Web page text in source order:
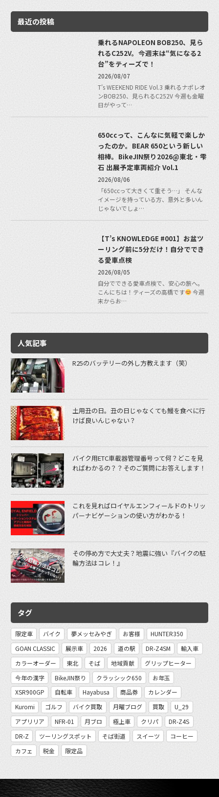
最近の投稿
乗れるNAPOLEON BOB250、見ら
れるC252V。今週末は“気になる2
台”をティーズで！
2026/08/07
T's WEEKEND RIDE Vol.3 乗れるナポレオ
ンBOB250、見られるC252V 今週も金曜
日がやって…
650ccって、こんなに気軽で楽しか
ったのか。BEAR 650という新しい
相棒。BikeJIN祭り2026@東北・雫
石 出展予定車両紹介 Vol.1
2026/08/06
「650ccって大きくて重そう…」 そんな
イメージを持っている方、意外と多いん
じゃないでしょ…
【T’s KNOWLEDGE #001】お盆ツ
ーリング前に5分だけ！自分ででき
る愛車点検
2026/08/05
自分でできる愛車点検で、安心の旅へ。
こんにちは！ティーズの高橋です
今週
末からお…
人気記事
R25のバッテリーの外し方教えます（笑）
土用丑の日。丑の日じゃなくても鰻を食べに行
けば良いんじゃない？
バイク用ETC車載器管理番号って何？どこを見
ればわかるの？？そのご質問にお答えします！
これを見ればロイヤルエンフィールドのトリッ
パーナビゲーションの使い方がわかる！
その停め方で大丈夫？地震に強い『バイクの駐
輪方法はコレ！』
タグ
限定車 バイク 夢メッセみやぎ お客様
HUNTER350
GOAN CLASSIC
展示車 2026 道の駅 DR-Z4SM
輸入車
カラーオーダー
東北 そば 地域貢献
グリップヒーター
今年の漢字
BikeJIN祭り クラッシック650
お年玉
XSR900GP
自転車 Hayabusa 商品券
カレンダー
Kuromi
ゴルフ バイク買取 月曜ブログ 買取
U_29
アプリリア
NFR-01 月ブロ 極上車 クリパ
DR-Z4S
DR-Z
ツーリングスポット そば街道 スイーツ
コーヒー
カフェ
税金 限定品